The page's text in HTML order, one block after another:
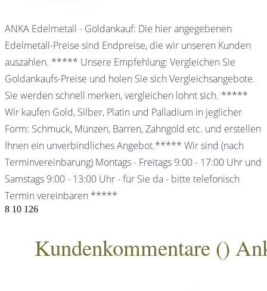
ANKA Edelmetall - Goldankauf: Die hier angegebenen
Edelmetall-Preise sind Endpreise, die wir unseren Kunden
auszahlen. ***** Unsere Empfehlung: Vergleichen Sie
Goldankaufs-Preise und holen Sie sich Vergleichsangebote.
Sie werden schnell merken, vergleichen lohnt sich. *****
Wir kaufen Gold, Silber, Platin und Palladium in jeglicher
Form: Schmuck, Münzen, Barren, Zahngold etc. und erstellen
Ihnen ein unverbindliches Angebot.***** Wir sind (nach
Terminvereinbarung) Montags - Freitags 9:00 - 17:00 Uhr und
Samstags 9:00 - 13:00 Uhr - für Sie da - bitte telefonisch
Termin vereinbaren *****
8 10 126
Kundenkommentare ()